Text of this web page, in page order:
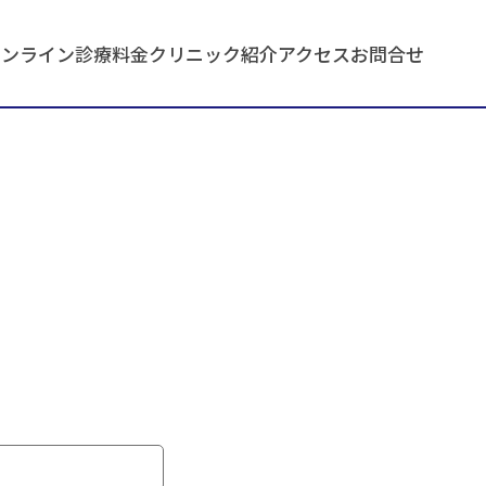
ライン診療料金クリニック紹介アクセスお問合せ